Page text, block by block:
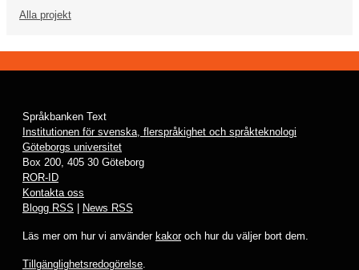
Alla projekt
Språkbanken Text
Institutionen för svenska, flerspråkighet och språkteknologi
Göteborgs universitet
Box 200, 405 30 Göteborg
ROR-ID
Kontakta oss
Blogg RSS
News RSS
Läs mer om hur vi använder kakoroch hur du väljer bort dem.
Tillgänglighetsredogörelse.